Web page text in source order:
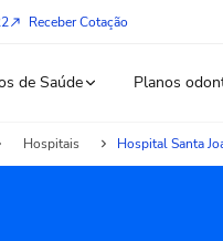
Receber Cotação
de Saúde Planos
Hospitais Hospital Santa